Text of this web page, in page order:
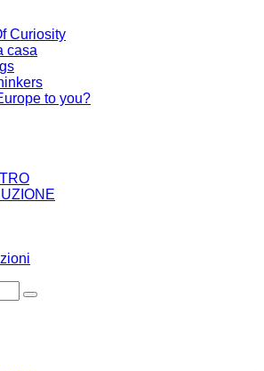
Curiosity
casa
to you?